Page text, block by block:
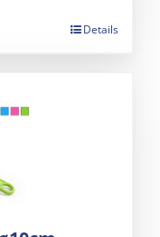
Details